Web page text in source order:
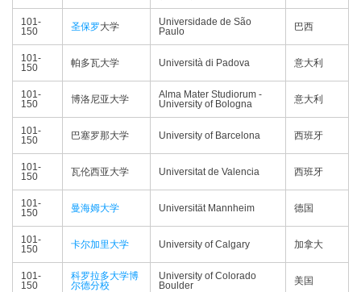
101-
150
圣保罗大学
Universidade de São
Paulo
巴西
101-
150
帕多瓦大学 Università di Padova 意大利
101-
150
博洛尼亚大学
Alma Mater Studiorum -
University of Bologna
意大利
101-
150
巴塞罗那大学 University of Barcelona 西班牙
101-
150
瓦伦西亚大学 Universitat de Valencia 西班牙
101-
150
曼海姆大学 Universität Mannheim 德国
101-
150
卡尔加里大学 University of Calgary 加拿大
101-
150
科罗拉多大学博
尔德分校
University of Colorado
Boulder
美国